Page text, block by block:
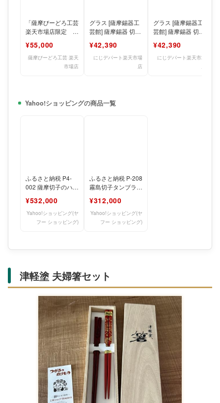
「薩摩びーどろ工芸
楽天市場店限定 二
（黒/緑）」 薩摩
切子 薩摩び
¥55,000
薩摩びーどろ工芸 楽天
市場店
グラス [薩摩錫器工
芸館] 薩摩錫器 切子
雪漆加工 直径7.
¥42,390
にじデパート楽天市場
店
グラス [薩摩錫器工
芸館] 薩摩錫器 切子
雪漆加工 直径7.
¥42,390
にじデパート楽天市場
Yahoo!ショッピングの商品一覧
ふるさと納税 P4-
002 薩摩切子のハイ
【美の匠ガラス工房
¥532,000
Yahoo!ショッピング(ヤ
フー ショッピング)
ふるさと納税 P-208
霧島切子タンブラー
【美の匠ガラ
¥312,000
Yahoo!ショッピング(ヤ
フー ショッピング)
津軽塗 夫婦箸セット